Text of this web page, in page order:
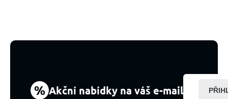
% Akční nabídky na váš e-mail